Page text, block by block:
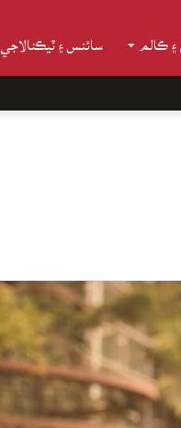
۽ ڪالم سائنس ۽ ٽيڪنالاجي